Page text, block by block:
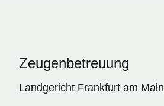
Zeugenbetreuung
Landgericht Frankfurt am Main